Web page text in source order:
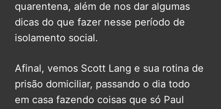
quarentena, além de nos dar algumas
dicas do que fazer nesse período de
isolamento social.
Afinal, vemos Scott Lang e sua rotina de
prisão domiciliar, passando o dia todo
em casa fazendo coisas que só Paul